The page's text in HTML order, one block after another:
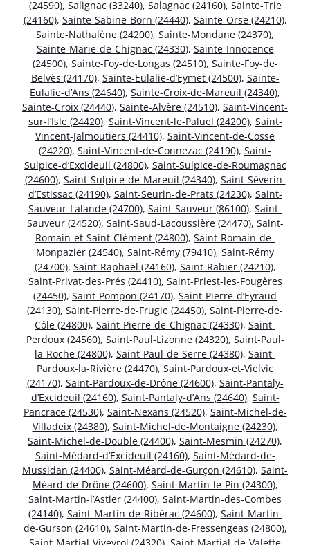
(24590), Salignac (33240), Salagnac (24160), Sainte-Trie
(24160), Sainte-Sabine-Born (24440), Sainte-Orse (24210),
Sainte-Nathalène (24200), Sainte-Mondane (24370),
Sainte-Marie-de-Chignac (24330), Sainte-Innocence
(24500), Sainte-Foy-de-Longas (24510), Sainte-Foy-de-
Belvès (24170), Sainte-Eulalie-d’Eymet (24500), Sainte-
Eulalie-d’Ans (24640), Sainte-Croix-de-Mareuil (24340),
Sainte-Croix (24440), Sainte-Alvère (24510), Saint-Vincent-
sur-l’Isle (24420), Saint-Vincent-le-Paluel (24200), Saint-
Vincent-Jalmoutiers (24410), Saint-Vincent-de-Cosse
(24220), Saint-Vincent-de-Connezac (24190), Saint-
Sulpice-d’Excideuil (24800), Saint-Sulpice-de-Roumagnac
(24600), Saint-Sulpice-de-Mareuil (24340), Saint-Séverin-
d’Estissac (24190), Saint-Seurin-de-Prats (24230), Saint-
Sauveur-Lalande (24700), Saint-Sauveur (86100), Saint-
Sauveur (24520), Saint-Saud-Lacoussière (24470), Saint-
Romain-et-Saint-Clément (24800), Saint-Romain-de-
Monpazier (24540), Saint-Rémy (79410), Saint-Rémy
(24700), Saint-Raphaël (24160), Saint-Rabier (24210),
Saint-Privat-des-Prés (24410), Saint-Priest-les-Fougères
(24450), Saint-Pompon (24170), Saint-Pierre-d’Eyraud
(24130), Saint-Pierre-de-Frugie (24450), Saint-Pierre-de-
Côle (24800), Saint-Pierre-de-Chignac (24330), Saint-
Perdoux (24560), Saint-Paul-Lizonne (24320), Saint-Paul-
la-Roche (24800), Saint-Paul-de-Serre (24380), Saint-
Pardoux-la-Rivière (24470), Saint-Pardoux-et-Vielvic
(24170), Saint-Pardoux-de-Drône (24600), Saint-Pantaly-
d’Excideuil (24160), Saint-Pantaly-d’Ans (24640), Saint-
Pancrace (24530), Saint-Nexans (24520), Saint-Michel-de-
Villadeix (24380), Saint-Michel-de-Montaigne (24230),
Saint-Michel-de-Double (24400), Saint-Mesmin (24270),
Saint-Médard-d’Excideuil (24160), Saint-Médard-de-
Mussidan (24400), Saint-Méard-de-Gurçon (24610), Saint-
Méard-de-Drône (24600), Saint-Martin-le-Pin (24300),
Saint-Martin-l’Astier (24400), Saint-Martin-des-Combes
(24140), Saint-Martin-de-Ribérac (24600), Saint-Martin-
de-Gurson (24610), Saint-Martin-de-Fressengeas (24800),